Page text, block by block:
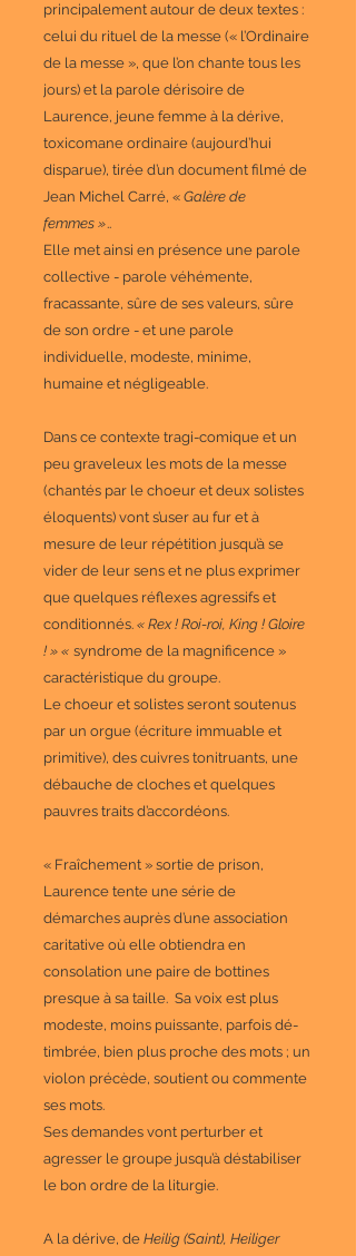
principalement autour de deux textes :
celui du rituel de la messe (« l’Ordinaire
de la messe », que l’on chante tous les
jours) et la parole dérisoire de
Laurence, jeune femme à la dérive,
toxicomane ordinaire (aujourd’hui
disparue), tirée d’un document filmé de
Jean Michel Carré, « Galère de
femmes »..
Elle met ainsi en présence une parole
collective - parole véhémente,
fracassante, sûre de ses valeurs, sûre
de son ordre - et une parole
individuelle, modeste, minime,
humaine et négligeable.
Dans ce contexte tragi-comique et un
peu graveleux les mots de la messe
(chantés par le choeur et deux solistes
éloquents) vont s’user au fur et à
mesure de leur répétition jusqu’à se
vider de leur sens et ne plus exprimer
que quelques réflexes agressifs et
conditionnés. « Rex ! Roi-roi, King ! Gloire
! » « syndrome de la magnificence »
caractéristique du groupe.
Le choeur et solistes seront soutenus
par un orgue (écriture immuable et
primitive), des cuivres tonitruants, une
débauche de cloches et quelques
pauvres traits d’accordéons.
« Fraîchement » sortie de prison,
Laurence tente une série de
démarches auprès d’une association
caritative où elle obtiendra en
consolation une paire de bottines
presque à sa taille. Sa voix est plus
modeste, moins puissante, parfois dé-
timbrée, bien plus proche des mots ; un
violon précède, soutient ou commente
ses mots.
Ses demandes vont perturber et
agresser le groupe jusqu’à déstabiliser
le bon ordre de la liturgie.
A la dérive, de Heilig (Saint), Heiliger